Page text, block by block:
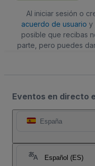
Al iniciar sesión o
acuerdo de usuario y
posible que recibas
parte, pero puedes
Eventos en directo
España
Español (ES)